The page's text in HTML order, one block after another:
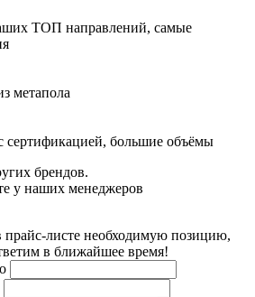
ТОП направлений, самые
метапола
сертификацией, большие объёмы
брендов.
у наших менеджеров
прайс-листе необходимую позицию,
в ближайшее время!